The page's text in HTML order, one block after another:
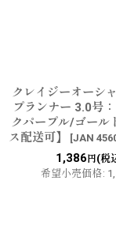
クレイジーオーシ
プランナー 3.0号
クパープル/ゴール
ス配送可】
[JAN
1,386 円(税
希望小売価格: